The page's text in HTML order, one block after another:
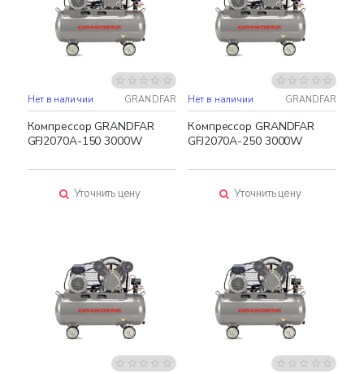
Нет в наличии GRANDFAR
Компрессор GRANDFAR
GFJ2070A-150 3000W
Уточнить цену
Нет в наличии GRANDFAR
Компрессор GRANDFAR
GFJ2070A-250 3000W
Уточнить цену